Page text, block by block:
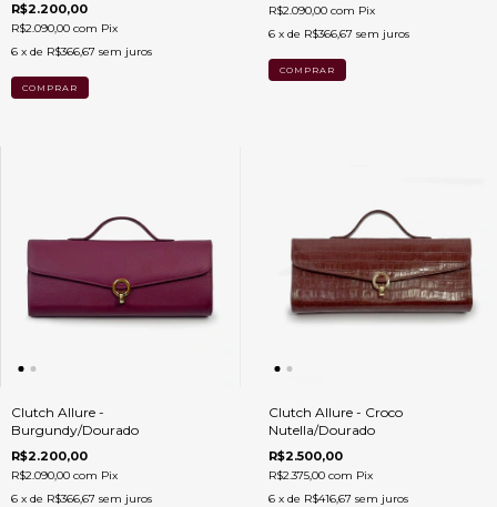
R$2.200,00
R$2.090,00 com Pix
6 x de R$366,67 sem juros
R$2.090,00 com Pix
6 x de R$366,67 sem juros
Clutch Allure -
Burgundy/Dourado
R$2.200,00
R$2.090,00 com Pix
6 x de R$366,67 sem juros
Clutch Allure - Croco
Nutella/Dourado
R$2.500,00
R$2.375,00 com Pix
6 x de R$416,67 sem juros